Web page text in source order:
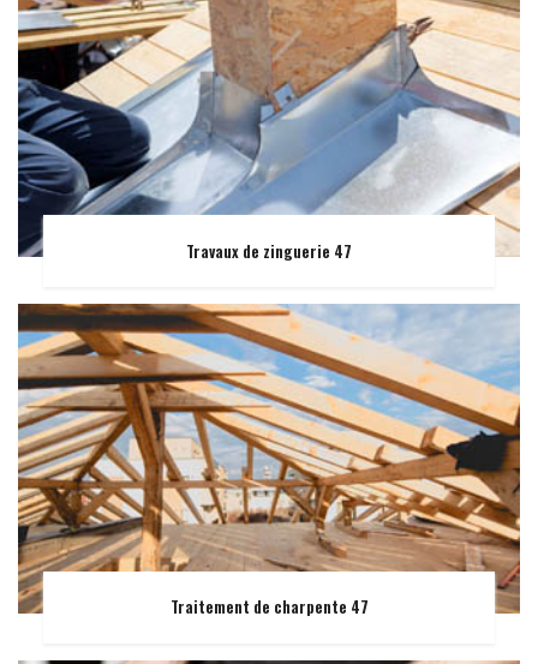
Travaux de zinguerie 47
Traitement de charpente 47